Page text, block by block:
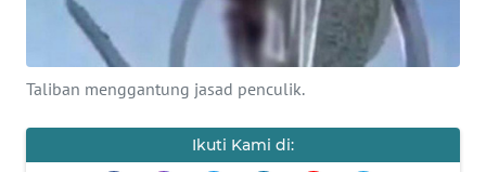
Taliban menggantung jasad penculik.
Ikuti Kami di:
INTERNASIONAL
SERBA-SERBI
PENDIDIKAN